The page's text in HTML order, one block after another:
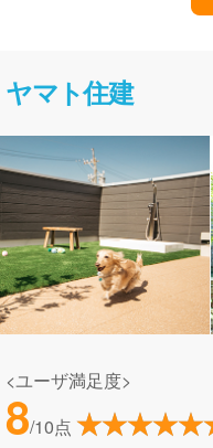
ヤマト住建
<ユーザ満足度>
8/10点